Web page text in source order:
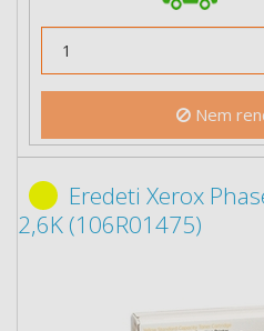
Nem
Eredeti Xerox
2,6K (106R01475)